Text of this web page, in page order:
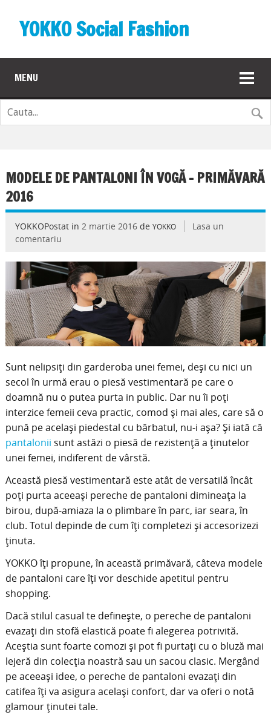
YOKKO Social Fashion
MENU
MODELE DE PANTALONI ÎN VOGĂ – PRIMĂVARĂ
2016
YOKKOPostat in 2 martie 2016de YOKKO
Lasa un
comentariu
Sunt nelipsiți din garderoba unei femei, deși cu nici un
secol în urmă erau o piesă vestimentară pe care o
doamnă nu o putea purta in public. Dar nu îi poți
interzice femeii ceva practic, comod și mai ales, care să o
pună pe același piedestal cu bărbatul, nu-i așa? Și iată că
pantalonii sunt astăzi o piesă de rezistență a ținutelor
unei femei, indiferent de vârstă.
Această piesă vestimentară este atât de versatilă încât
poți purta aceeași pereche de pantaloni dimineața la
birou, după-amiaza la o plimbare în parc, iar seara, în
club. Totul depinde de cum îți completezi și accesorizezi
ținuta.
YOKKO îți propune, în această primăvară, câteva modele
de pantaloni care îți vor deschide apetitul pentru
shopping.
Dacă stilul casual te definește, o pereche de pantaloni
evazați din stofă elastică poate fi alegerea potrivită.
Aceștia sunt foarte comozi și pot fi purtați cu o bluză mai
lejeră din colecția noastră sau un sacou clasic. Mergând
pe aceeași idee, o pereche de pantaloni evazați din
catifea îți va asigura același confort, dar va oferi o notă
glamour ținutei tale.